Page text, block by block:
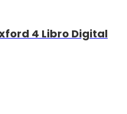
4 Libro Digital